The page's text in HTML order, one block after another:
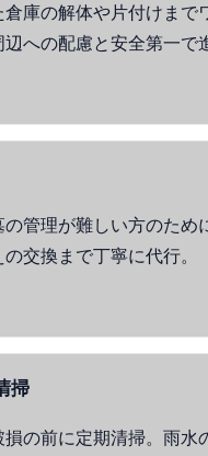
倉庫の解体や片付けまで
への配慮と安全第一で
管理が難しい方のため
交換まで丁寧に代行。
掃
の前に定期清掃。雨水